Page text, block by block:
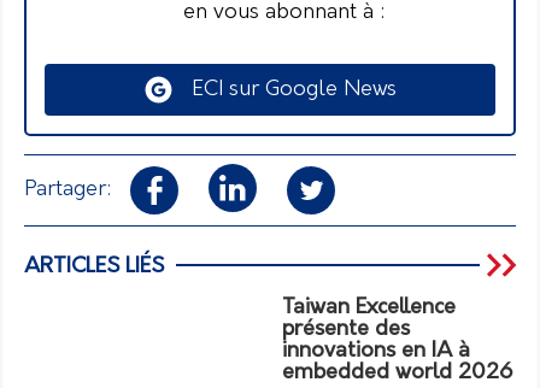
en vous abonnant à :
ECI sur Google News
Partager:
ARTICLES LIÉS
Taiwan Excellence
présente des
innovations en IA à
embedded world 2026